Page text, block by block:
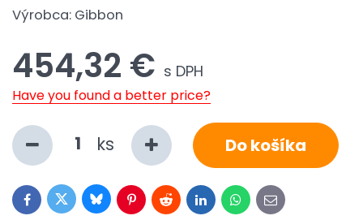
Výrobca: Gibbon
454,32 € s DPH
Have you found a better price?
ks Do košíka
FacebookTwitterBlueskyPinterestRedditLinkedInWhatsApp
E-
mail